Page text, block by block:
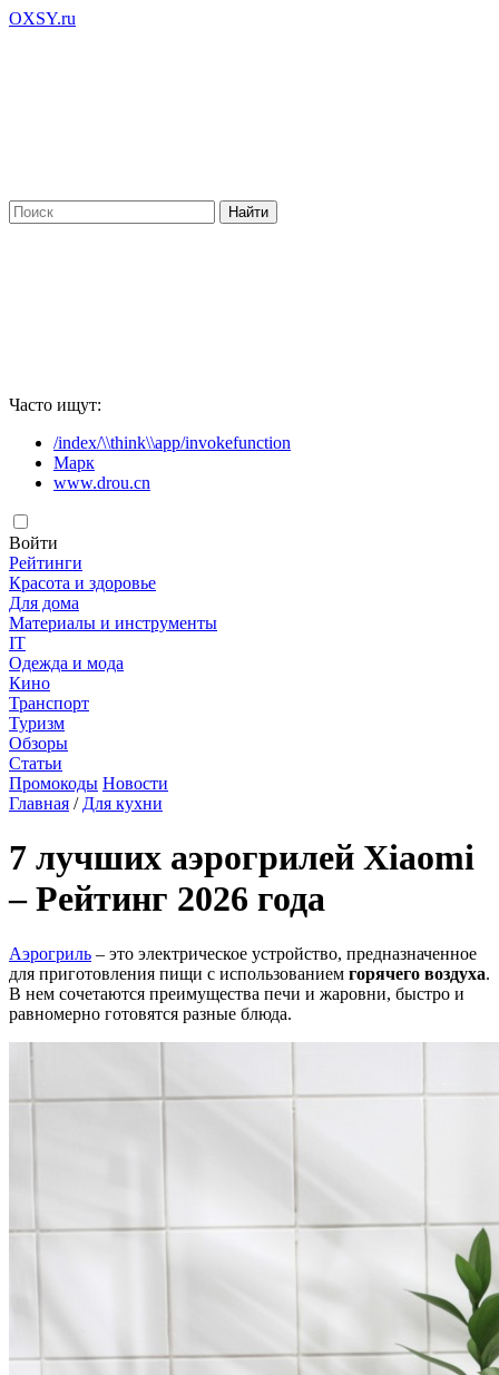
OXSY.ru
Часто ищут:
/index/\\think\\app/invokefunction
Марк
www.drou.cn
Войти
Рейтинги
Красота и здоровье
Для дома
Материалы и инструменты
IT
Одежда и мода
Кино
Транспорт
Туризм
Обзоры
Статьи
Промокоды Новости
Главная / Для кухни
7 лучших аэрогрилей Xiaomi
– Рейтинг 2026 года
Аэрогриль – это электрическое устройство, предназначенное
для приготовления пищи с использованием горячего воздуха.
В нем сочетаются преимущества печи и жаровни, быстро и
равномерно готовятся разные блюда.